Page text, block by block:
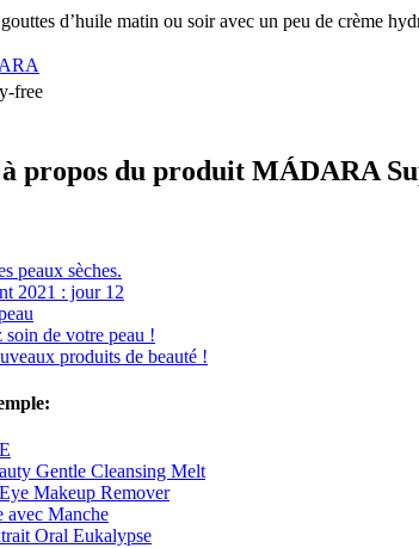
d’huile matin ou soir avec un peu de crème
free
propos du produit MÁDARA
peaux sèches.
2021 : jour 12
soin de votre peau !
produits de beauté !
Gentle Cleansing Melt
Makeup Remover
avec Manche
Oral Eukalypse